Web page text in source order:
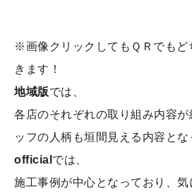
※画像クリックしてもＱＲでもど
きます！
地域版では、
各店のそれぞれの取り組み内容
ッフの人柄も垣間見える内容とな
official では、
施工事例が中心となっており、